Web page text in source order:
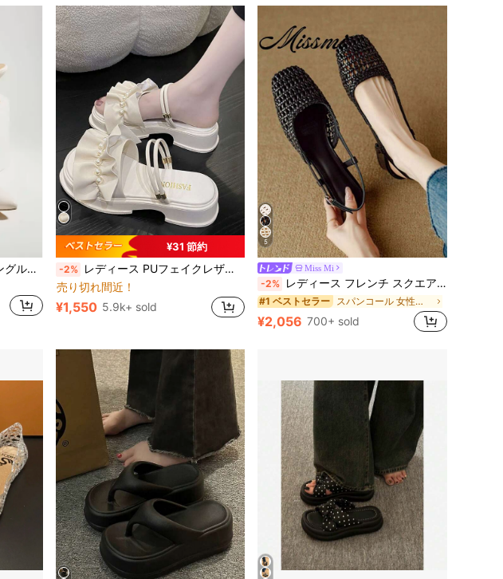
レディース ファッション シングルストラップサンダル セクシー ポインテッドトゥ ハイヒール 快適 通勤用 ゴールドバックル キトゥンヒール エレガント
エレガント 女性用パンプス
エレガント 女性用パンプス
¥31 節約
-2% レディース PUフェイクレザー ウェッジプラットフォームサンダル、フェイクパールとフリルエッジで装飾、フラットスライドサンダル、レディース ホワイト ウェッジプラットフォームサンダル、バレンタインデー 春/夏コーデ、エステティック
#1 ベストセラー バケーション 女性用サンダル
売り切れ間近！
#1 ベストセラー
売り切れ間近！
#1 ベストセラー
売り切れ間近！
#1 ベストセラー バケーション 女性用サンダル
¥1,550 5.9k+ sold
5
Miss Mi
-2% レディース フレンチ スクエアトゥ ホロー編み込み 太ヒール つま先ありサンダル、ヴィンテージレザー品質シューズ、2025年夏新作、メリージェーン
#1 ベストセラー スパンコール 女性用サンダル
¥2,056 700+ sold